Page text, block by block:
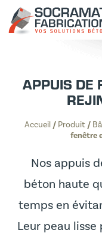
APPUIS DE
Accueil/ Produit/
fenêtre
Nos appuis
béton haute
temps en
Leur peau